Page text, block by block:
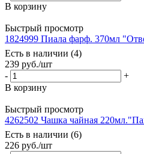
В корзину
Быстрый просмотр
1824999 Пиала фарф. 370мл
Есть в наличии (4)
239 руб./шт
-
+
В корзину
Быстрый просмотр
4262502 Чашка чайная
Есть в наличии (6)
226 руб./шт